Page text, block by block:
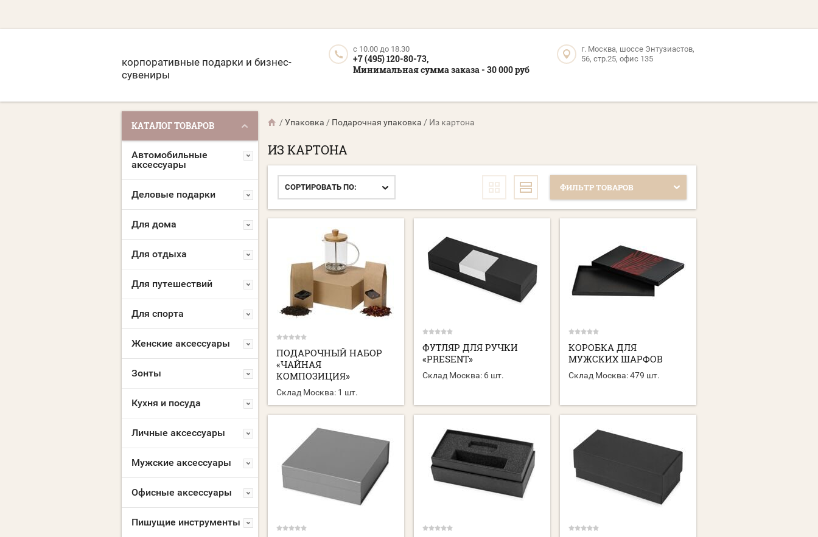
корпоративные подарки и бизнес-
сувениры
c 10.00 до 18.30
+7 (495) 120-80-73,
Минимальная сумма заказа - 30 000 руб
г. Москва, шоссе Энтузиастов,
56, стр.25, офис 135
КАТАЛОГ ТОВАРОВ
Автомобильные
аксессуары
Деловые подарки
Для дома
Для отдыха
Для путешествий
Для спорта
Женские аксессуары
Зонты
Кухня и посуда
Личные аксессуары
Мужские аксессуары
Офисные аксессуары
Пишущие инструменты
/Упаковка / Подарочная упаковка / Из картона
ИЗ КАРТОНА
ФИЛЬТР ТОВАРОВ
СОРТИРОВАТЬ ПО:
ПОДАРОЧНЫЙ НАБОР
«ЧАЙНАЯ
КОМПОЗИЦИЯ»
Склад Москва: 1 шт.
ФУТЛЯР ДЛЯ РУЧКИ
«PRESENT»
Склад Москва: 6 шт.
КОРОБКА ДЛЯ
МУЖСКИХ ШАРФОВ
Склад Москва:479 шт.